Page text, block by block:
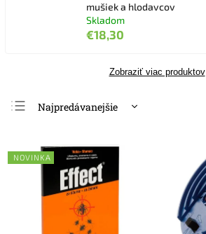
mušiek a hlodavcov
Skladom
€18,30
Zobraziť viac produktov
Najpredávanejšie
Najdrahšie
Abecedne
NOVINKA